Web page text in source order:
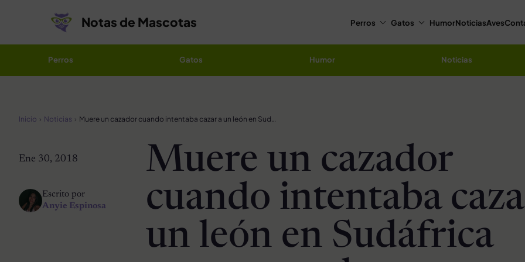
Notas de Mascotas Perros Gatos HumorNoticiasAves
Perros Gatos Humor Noticias
Inicio Noticias Muere un cazador cuando intentaba cazar a un león en Sudáfrica para «completar su extensa colección»
Ene 30, 2018
Escrito por
Anyie Espinosa
Muere un cazador
cuando intentaba
un león en Sudáfrica